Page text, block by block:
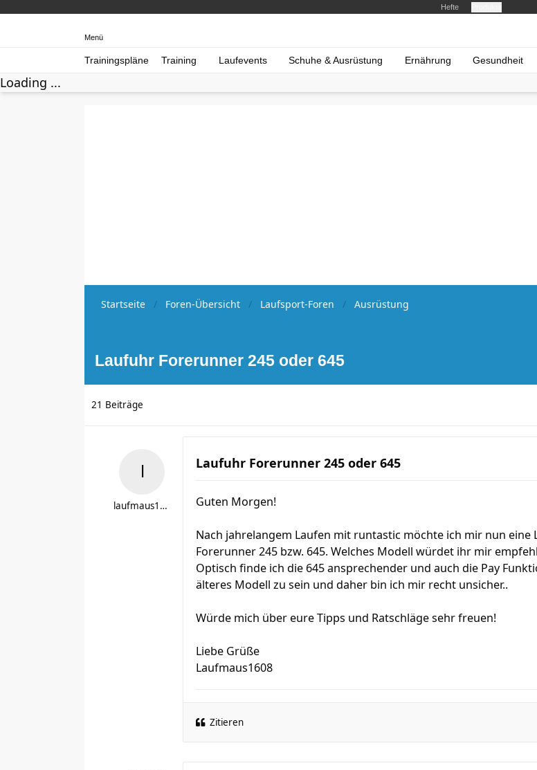
Hefte
Menü
Trainingspläne Training Laufevents Schuhe & Ausrüstung Ernährung Gesundheit
Loading ...
Startseite Foren-Übersicht Laufsport-Foren Ausrüstung
Laufuhr Forerunner 245 oder 645
21 Beiträge
laufmaus1608
Laufuhr Forerunner 245 oder 645
Guten Morgen!
Nach jahrelangem Laufen mit runtastic möchte ich mir nun eine
Forerunner 245 bzw. 645. Welches Modell würdet ihr mir
Optisch finde ich die 645 ansprechender und auch die Pay
älteres Modell zu sein und daher bin ich mir recht unsicher..
Würde mich über eure Tipps und Ratschläge sehr freuen!
Liebe Grüße
Laufmaus1608
Zitieren